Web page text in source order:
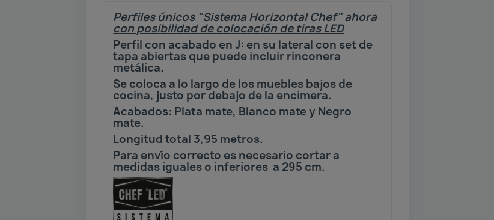
Perfiles únicos "Sistema Horizontal Chef" ahora
con posibilidad de colocación de tiras LED
Perfil con acabado en J: en su lateral con set de
tapa abiertas que puede incluir rinconera
metálica.
Se coloca a lo largo de los muebles bajos de
cocina, justo por debajo de la encimera.
Acabados: Plata mate, Blanco mate y Negro
mate.
Longitud total 3,95 metros.
Para envío correcto es necesario cortar a
medidas iguales o inferiores a 295 cm.